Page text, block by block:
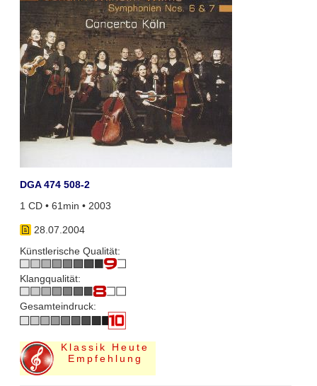
DGA 474 508-2
1 CD • 61min • 2003
28.07.2004
Künstlerische Qualität:
Klangqualität:
Gesamteindruck:
Klassik Heute
Empfehlung